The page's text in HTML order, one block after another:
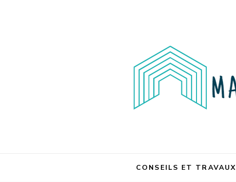
CONSEILS ET TRAVAUX